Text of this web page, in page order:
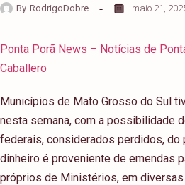
By RodrigoDobre maio 21,
Ponta Porã News – Notícias de
Caballero
Municípios de Mato Grosso do Sul
nesta semana, com a possibilidade
federais, considerados perdidos, do
dinheiro é proveniente de emendas
próprios de Ministérios, em diversas